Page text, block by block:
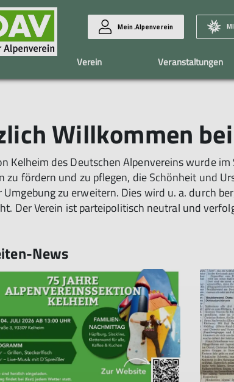
Mein.Alpenverein
Verein Veranstaltungen
Kelheimer Hütte
Willkommen
Kelheim des Deutschen Alpenvereins wurde
zu fördern und zu pflegen, die Schönheit und
Umgebung zu erweitern. Dies wird u. a. durch
Der Verein ist parteipolitisch neutral und
News